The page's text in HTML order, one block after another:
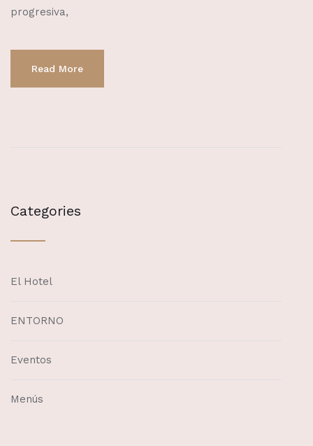
progresiva,
Read More
Categories
El Hotel
ENTORNO
Eventos
Menús